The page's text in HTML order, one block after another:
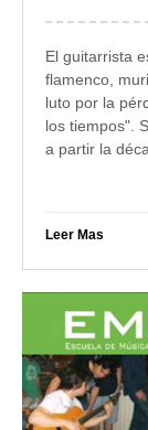
El guitarrista
flamenco,
luto por la
los tiempos".
a partir la
Leer Mas